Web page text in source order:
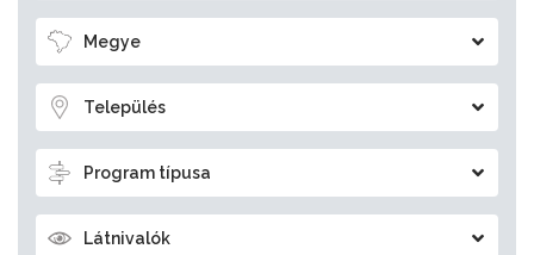
Megye
Település
Program típusa
Látnivalók